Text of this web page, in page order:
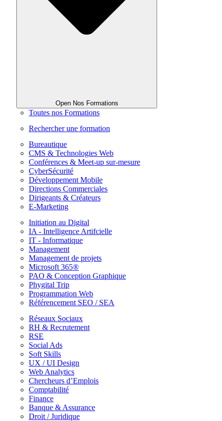
Open Nos Formations
Toutes nos Formations
Rechercher une formation
Bureautique
CMS & Technologies Web
Conférences & Meet-up sur-mesure
CyberSécurité
Développement Mobile
Directions Commerciales
Dirigeants & Créateurs
E-Marketing
Initiation au Digital
IA - Intelligence Artifcielle
IT - Informatique
Management
Management de projets
Microsoft 365®
PAO & Conception Graphique
Phygital Trip
Programmation Web
Référencement SEO / SEA
Réseaux Sociaux
RH & Recrutement
RSE
Social Ads
Soft Skills
UX / UI Design
Web Analytics
Chercheurs d’Emplois
Comptabilité
Finance
Banque & Assurance
Droit / Juridique